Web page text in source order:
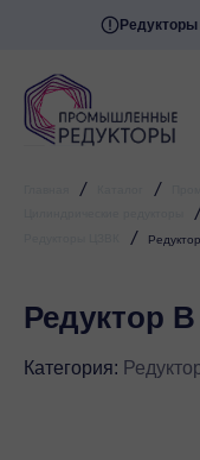
/ /
/
/
Редуктор
Категория: